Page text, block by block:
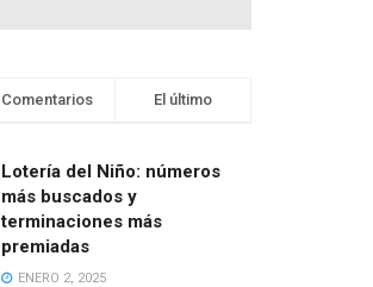
Comentarios El último
Lotería del Niño: números
más buscados y
terminaciones más
premiadas
ENERO 2, 2025